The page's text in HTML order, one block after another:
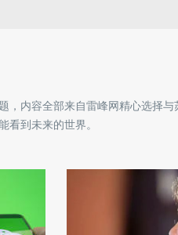
，内容全部来自雷峰网精心选择与
看到未来的世界。